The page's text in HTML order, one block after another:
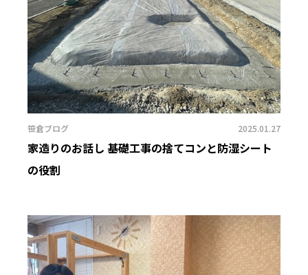
笹倉ブログ 2025.01.27
家造りのお話し 基礎工事の捨てコンと防湿シート
の役割